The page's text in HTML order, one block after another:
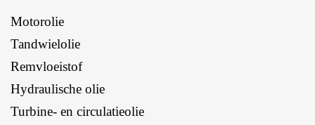
Motorolie
Tandwielolie
Remvloeistof
Hydraulische olie
Turbine- en circulatieolie